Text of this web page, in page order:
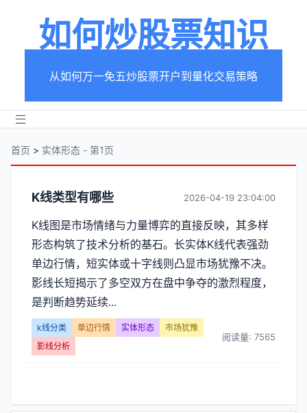
如何炒股票知识
从如何万一免五炒股票开户到量化交易策略
首页 > 实体形态 - 第1页
分
类
【实
体
形
态】
K线类型有哪些 2026-04-19 23:04:00
K线图是市场情绪与力量博弈的直接反映，其多样
形态构筑了技术分析的基石。长实体K线代表强劲
单边行情，短实体或十字线则凸显市场犹豫不决。
影线长短揭示了多空双方在盘中争夺的激烈程度，
是判断趋势延续...
k线分类 单边行情 实体形态
市场犹豫
影线分析
阅读量: 7565